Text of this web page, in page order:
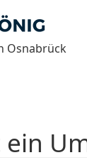
Osnabrück